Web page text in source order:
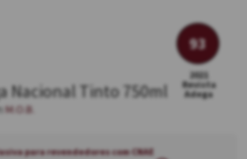
93
2021
Revista
Adega
Nacional Tinto 750ml
M.O.B.
para revendedores com CNAE